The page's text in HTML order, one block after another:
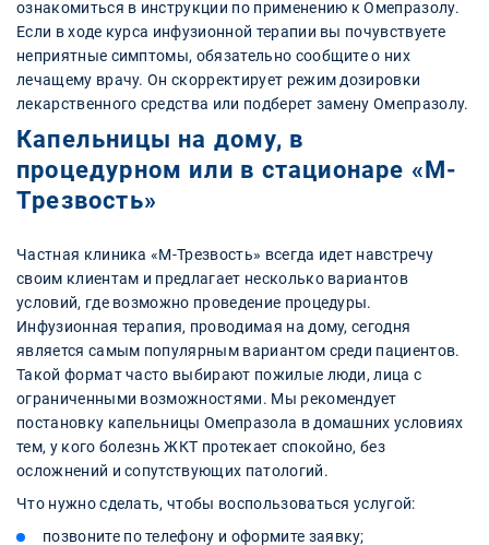
ознакомиться в инструкции по применению к Омепразолу.
Если в ходе курса инфузионной терапии вы почувствуете
неприятные симптомы, обязательно сообщите о них
лечащему врачу. Он скорректирует режим дозировки
лекарственного средства или подберет замену Омепразолу.
Капельницы на дому, в
процедурном или в стационаре «М-
Трезвость»
Частная клиника «М-Трезвость» всегда идет навстречу
своим клиентам и предлагает несколько вариантов
условий, где возможно проведение процедуры.
Инфузионная терапия, проводимая на дому, сегодня
является самым популярным вариантом среди пациентов.
Такой формат часто выбирают пожилые люди, лица с
ограниченными возможностями. Мы рекомендует
постановку капельницы Омепразола в домашних условиях
тем, у кого болезнь ЖКТ протекает спокойно, без
осложнений и сопутствующих патологий.
Что нужно сделать, чтобы воспользоваться услугой:
позвоните по телефону и оформите заявку;